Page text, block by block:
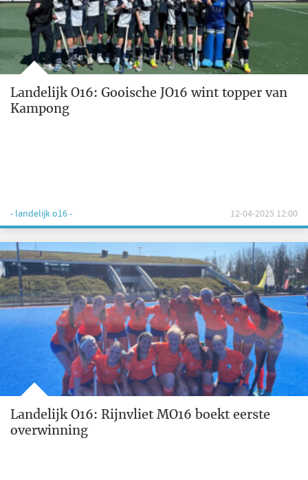
Landelijk O16: Gooische JO16 wint topper van
Kampong
- landelijk o16 - 12-04-2025 12:00
Landelijk O16: Rijnvliet MO16 boekt eerste
overwinning